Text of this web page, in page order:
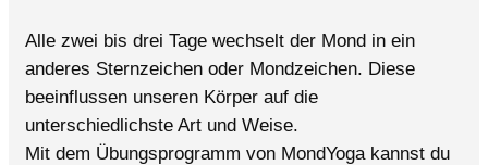
Alle zwei bis drei Tage wechselt der Mond in ein
anderes Sternzeichen oder Mondzeichen. Diese
beeinflussen unseren Körper auf die
unterschiedlichste Art und Weise.
Mit dem Übungsprogramm von MondYoga kannst du